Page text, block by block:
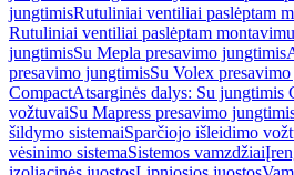
jungtimisRutuliniai ventiliai paslėptam
Rutuliniai ventiliai paslėptam
jungtimisSu Mepla presavimo jungtimis
presavimo jungtimisSu Volex
CompactAtsarginės dalys: Su jungtimis
vožtuvaiSu Mapress presavimo
šildymo sistemaiSparčiojo išleidimo
vėsinimo sistemaSistemos vamzdžiai